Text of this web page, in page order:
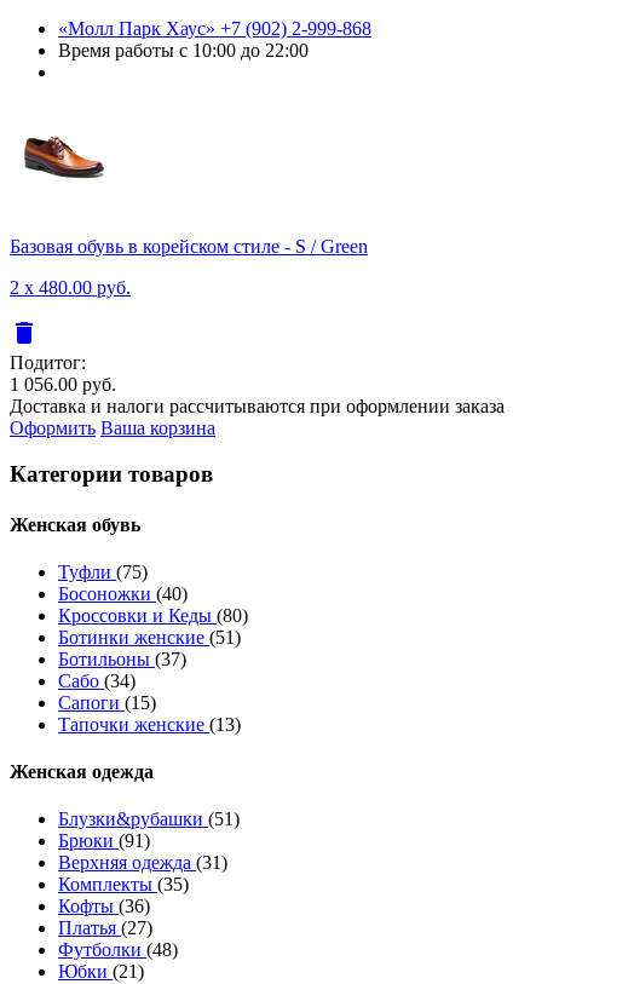
«Молл Парк Хаус» +7 (902) 2-999-868
Время работы с 10:00 до 22:00
Базовая обувь в корейском стиле - S / Green
2 x 480.00 руб.
delete
Подитог:
1 056.00 руб.
Доставка и налоги рассчитываются при оформлении заказа
Оформить Ваша корзина
Категории товаров
Женcкая обувь
Туфли (75)
Босоножки (40)
Кроссовки и Кеды (80)
Ботинки женские (51)
Ботильоны (37)
Сабо (34)
Сапоги (15)
Тапочки женские (13)
Женская одежда
Блузки&рубашки (51)
Брюки (91)
Верхняя одежда (31)
Комплекты (35)
Кофты (36)
Платья (27)
Футболки (48)
Юбки (21)